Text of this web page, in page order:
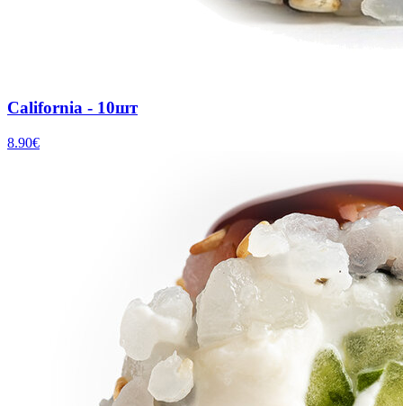
California - 10шт
8.90€